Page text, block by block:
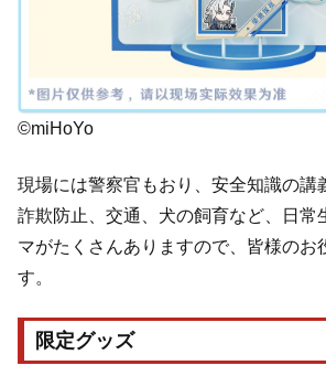
©miHoYo
現場には警察官もおり、安全知識の講
詐欺防止、交通、犬の飼育など、日常
マがたくさんありますので、皆様のお
す。
限定グッズ